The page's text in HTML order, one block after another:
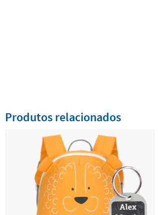
Produtos relacionados